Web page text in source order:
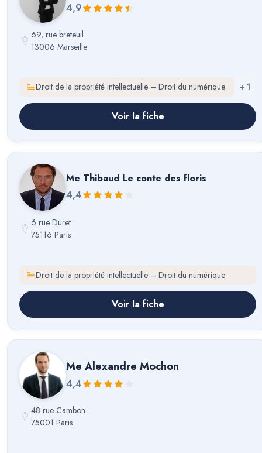
4,9
69, rue breteuil
13006 Marseille
Droit de la propriété intellectuelle – Droit du numérique + 1
Voir la fiche
Me Thibaud Le conte des floris
4,4
6 rue Duret
75116 Paris
Droit de la propriété intellectuelle – Droit du numérique
Voir la fiche
Me Alexandre Mochon
4,4
48 rue Cambon
75001 Paris